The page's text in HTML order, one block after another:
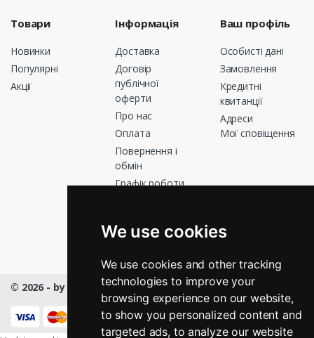
We use cookies
We use cookies and other tracking
technologies to improve your
browsing experience on our website,
to show you personalized content and
targeted ads, to analyze our website
Товари
Новинки
Популярні
Акції
Інформація
Доставка
Договір
публічної
оферти
Про нас
Оплата
Повернення і
обмін
Графік роботи
Магазини
Ваш профіль
Особисті дані
Замовлення
Кредитні
квитанції
Адреси
Мої сповіщення
© 2026 - by Masmart™- All rights Reserved
КНОПКА